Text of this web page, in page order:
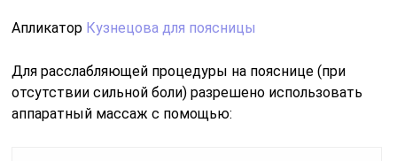
Апликатор Кузнецова для поясницы
Для расслабляющей процедуры на пояснице (при
отсутствии сильной боли) разрешено использовать
аппаратный массаж с помощью: